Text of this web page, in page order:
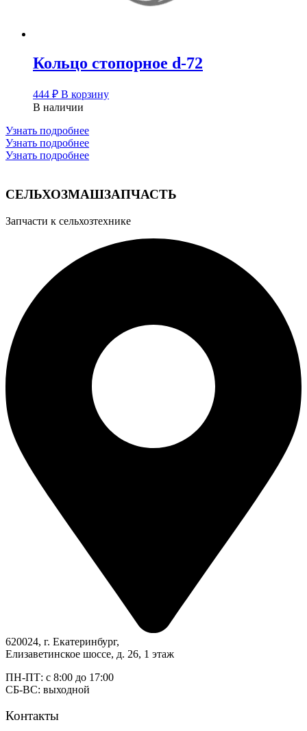
Кольцо стопорное d-72
444 ₽ В корзину
В наличии
Узнать подробнее
Узнать подробнее
Узнать подробнее
СЕЛЬХОЗМАШЗАПЧАСТЬ
Запчасти к сельхозтехнике
620024, г. Екатеринбург,
Елизаветинское шоссе, д. 26, 1 этаж
ПН-ПТ: с 8:00 до 17:00
СБ-ВС: выходной
Контакты